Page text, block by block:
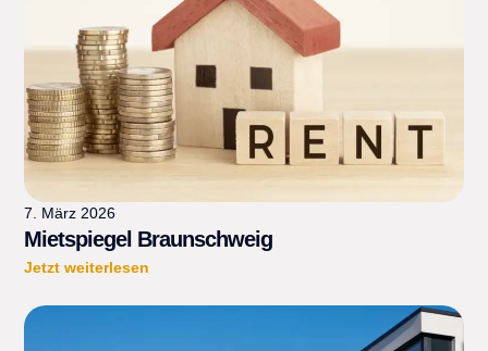
7. März 2026
Mietspiegel Braunschweig
Jetzt weiterlesen